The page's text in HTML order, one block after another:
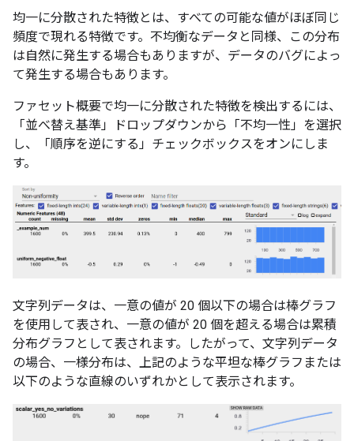
均一に分散された特徴とは、すべての可能な値がほぼ同じ
頻度で現れる特徴です。不均衡なデータと同様、この分布
は自然に発生する場合もありますが、データのバグによっ
て発生する場合もあります。
ファセット概要で均一に分散された特徴を検出するには、
「並べ替え基準」ドロップダウンから「不均一性」を選択
し、「順序を逆にする」チェックボックスをオンにしま
す。
文字列データは、一意の値が 20 個以下の場合は棒グラフ
を使用して表され、一意の値が 20 個を超える場合は累積
分布グラフとして表されます。したがって、文字列データ
の場合、一様分布は、上記のような平坦な棒グラフまたは
以下のような直線のいずれかとして表示されます。